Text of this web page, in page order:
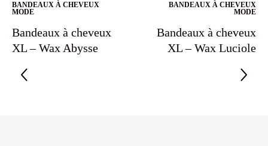
BANDEAUX À CHEVEUX
MODE
Bandeaux à cheveux
XL – Wax Abysse
BANDEAUX À CHEVEUX
MODE
Bandeaux à cheveux
XL – Wax Luciole